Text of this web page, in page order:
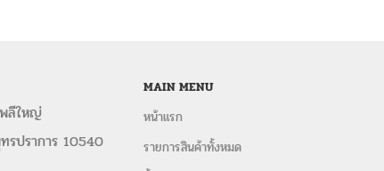
ลีใหญ่
รปราการ 10540
MAIN MENU
หน้าแรก
รายการสินค้าทั้งหมด